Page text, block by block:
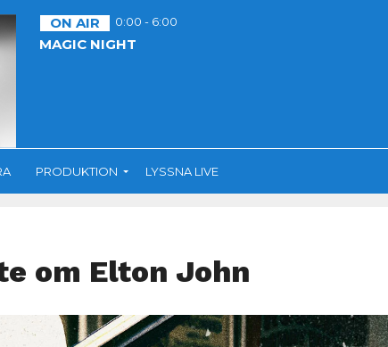
ON AIR 0:00 - 6:00
MAGIC NIGHT
PRODUKTION LYSSNA LIVE
om Elton John